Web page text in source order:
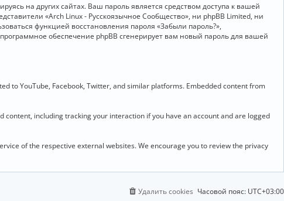
на других сайтах. Ваш пароль является средством доступа к вашей
«Arch Linux - Русскоязычное Сообщество», ни phpBB Limited, ни
функцией восстановления пароля «Забыли пароль?»,
обеспечение phpBB сгенерирует вам новый пароль для вашей
to YouTube, Facebook, Twitter, and similar platforms. Embedded content from
including tracking your interaction if you have an account and are logged
of the respective external websites. We encourage you to review the privacy
Часовой пояс: UTC+03:00
Удалить cookies